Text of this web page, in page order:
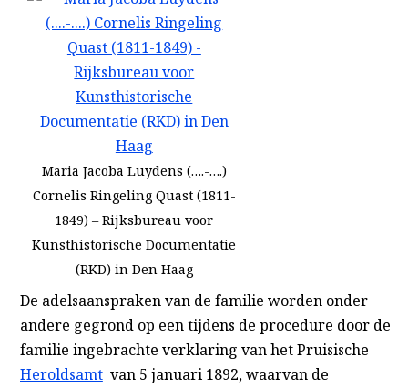
Maria Jacoba Luydens (….-….)
Cornelis Ringeling Quast (1811-
1849) – Rijksbureau voor
Kunsthistorische Documentatie
(RKD) in Den Haag
De adelsaanspraken van de familie worden onder
andere gegrond op een tijdens de procedure door de
familie ingebrachte verklaring van het Pruisische
Heroldsamtvan 5 januari 1892, waarvan de